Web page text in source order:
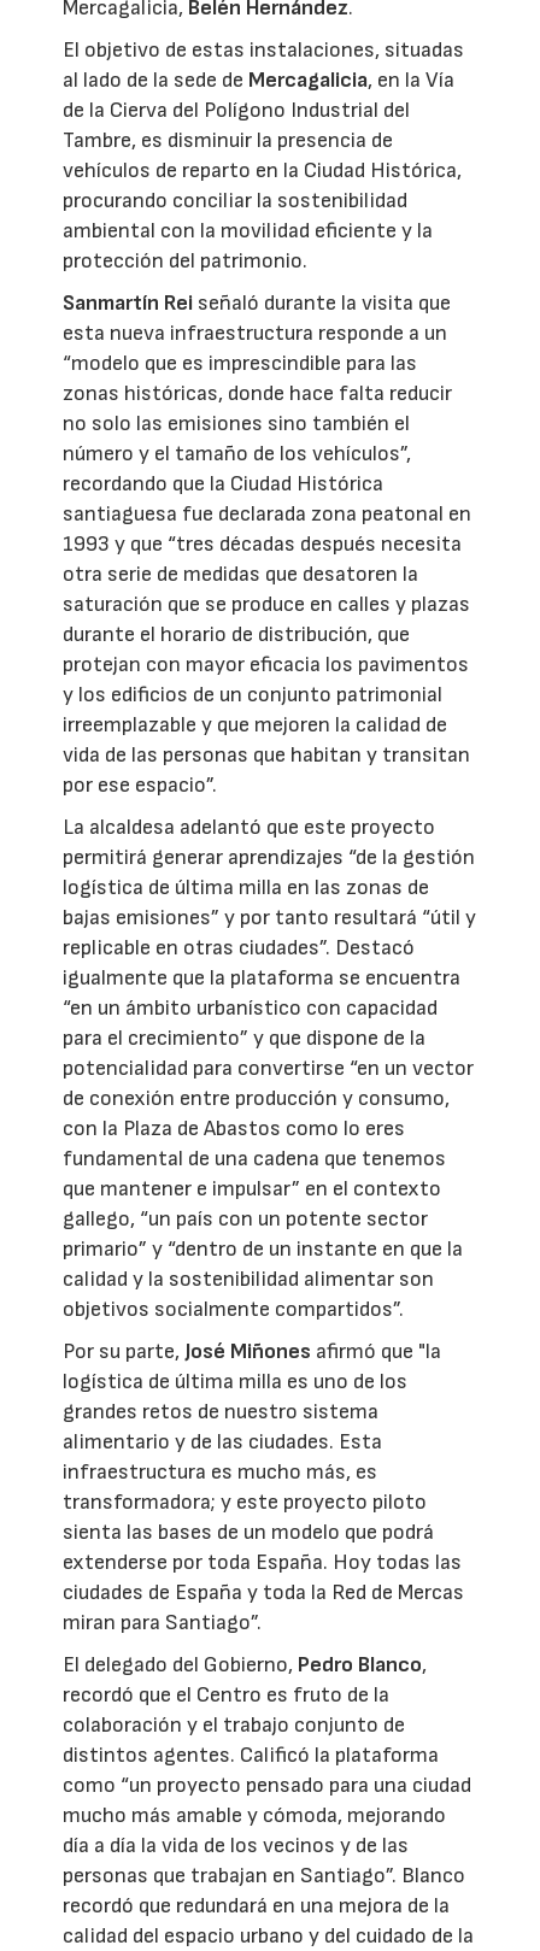
Mercagalicia, Belén Hernández.
El objetivo de estas instalaciones, situadas
al lado de la sede de Mercagalicia, en la Vía
de la Cierva del Polígono Industrial del
Tambre, es disminuir la presencia de
vehículos de reparto en la Ciudad Histórica,
procurando conciliar la sostenibilidad
ambiental con la movilidad eficiente y la
protección del patrimonio.
Sanmartín Rei señaló durante la visita que
esta nueva infraestructura responde a un
“modelo que es imprescindible para las
zonas históricas, donde hace falta reducir
no solo las emisiones sino también el
número y el tamaño de los vehículos”,
recordando que la Ciudad Histórica
santiaguesa fue declarada zona peatonal en
1993 y que “tres décadas después necesita
otra serie de medidas que desatoren la
saturación que se produce en calles y plazas
durante el horario de distribución, que
protejan con mayor eficacia los pavimentos
y los edificios de un conjunto patrimonial
irreemplazable y que mejoren la calidad de
vida de las personas que habitan y transitan
por ese espacio”.
La alcaldesa adelantó que este proyecto
permitirá generar aprendizajes “de la gestión
logística de última milla en las zonas de
bajas emisiones” y por tanto resultará “útil y
replicable en otras ciudades”. Destacó
igualmente que la plataforma se encuentra
“en un ámbito urbanístico con capacidad
para el crecimiento” y que dispone de la
potencialidad para convertirse “en un vector
de conexión entre producción y consumo,
con la Plaza de Abastos como lo eres
fundamental de una cadena que tenemos
que mantener e impulsar” en el contexto
gallego, “un país con un potente sector
primario” y “dentro de un instante en que la
calidad y la sostenibilidad alimentar son
objetivos socialmente compartidos”.
Por su parte,José Miñones afirmó que "la
logística de última milla es uno de los
grandes retos de nuestro sistema
alimentario y de las ciudades. Esta
infraestructura es mucho más, es
transformadora; y este proyecto piloto
sienta las bases de un modelo que podrá
extenderse por toda España. Hoy todas las
ciudades de España y toda la Red de Mercas
miran para Santiago”.
El delegado del Gobierno, Pedro Blanco,
recordó que el Centro es fruto de la
colaboración y el trabajo conjunto de
distintos agentes. Calificó la plataforma
como “un proyecto pensado para una ciudad
mucho más amable y cómoda, mejorando
día a día la vida de los vecinos y de las
personas que trabajan en Santiago”. Blanco
recordó que redundará en una mejora de la
calidad del espacio urbano y del cuidado de la